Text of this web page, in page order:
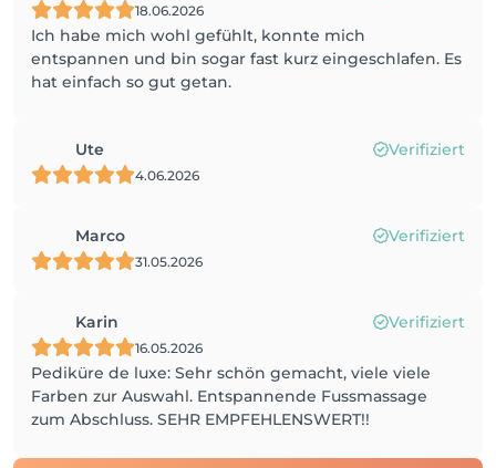
18.06.2026
Ich habe mich wohl gefühlt, konnte mich
entspannen und bin sogar fast kurz eingeschlafen. Es
hat einfach so gut getan.
Ute Verifiziert
4.06.2026
Marco Verifiziert
31.05.2026
Karin Verifiziert
16.05.2026
Pediküre de luxe: Sehr schön gemacht, viele viele
Farben zur Auswahl. Entspannende Fussmassage
zum Abschluss. SEHR EMPFEHLENSWERT!!